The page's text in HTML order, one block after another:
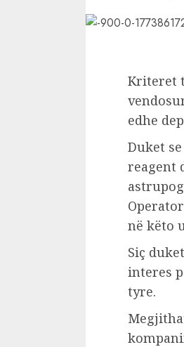
Kriteret
edhe
Duket
reagent
në këto
Siç
interes
tyre.